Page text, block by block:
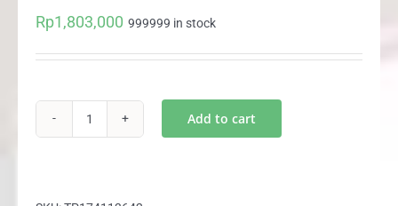
Rp1,803,000 999999 in stock
Add to cart